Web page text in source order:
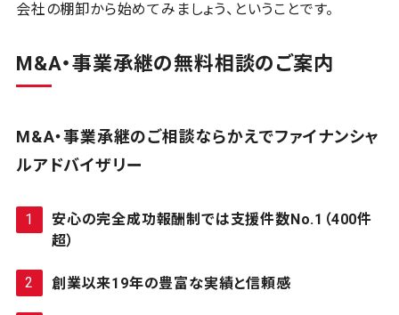
会社の棚卸から始めてみましょう、ということです。
M&A・事業承継の無料相談のご案内
M&A・事業承継のご相談ならかえでファイナンシャ
ルアドバイザリー
安心の完全成功報酬制では支援件数No.1（400件
超）
創業以来19年の豊富な実績と信頼感